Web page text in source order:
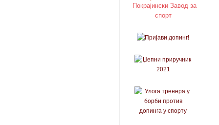
Покрајински Завод за
спорт